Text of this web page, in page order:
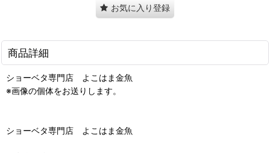
お気に入り登録
商品詳細
ショーベタ専門店 よこはま金魚
※画像の個体をお送りします。
ショーベタ専門店 よこはま金魚